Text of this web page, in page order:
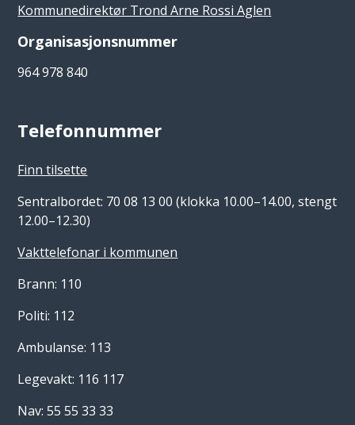
Kommunedirektør Trond Arne Rossi Aglen
Organisasjonsnummer
964 978 840
Telefonnummer
Finn tilsette
Sentralbordet: 70 08 13 00 (klokka 10.00–14.00, stengt
12.00–12.30)
Vakttelefonar i kommunen
Brann: 110
Politi: 112
Ambulanse: 113
Legevakt: 116 117
Nav: 55 55 33 33